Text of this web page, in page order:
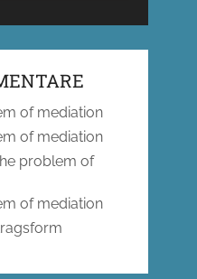
of mediation
of mediation
problem of
of mediation